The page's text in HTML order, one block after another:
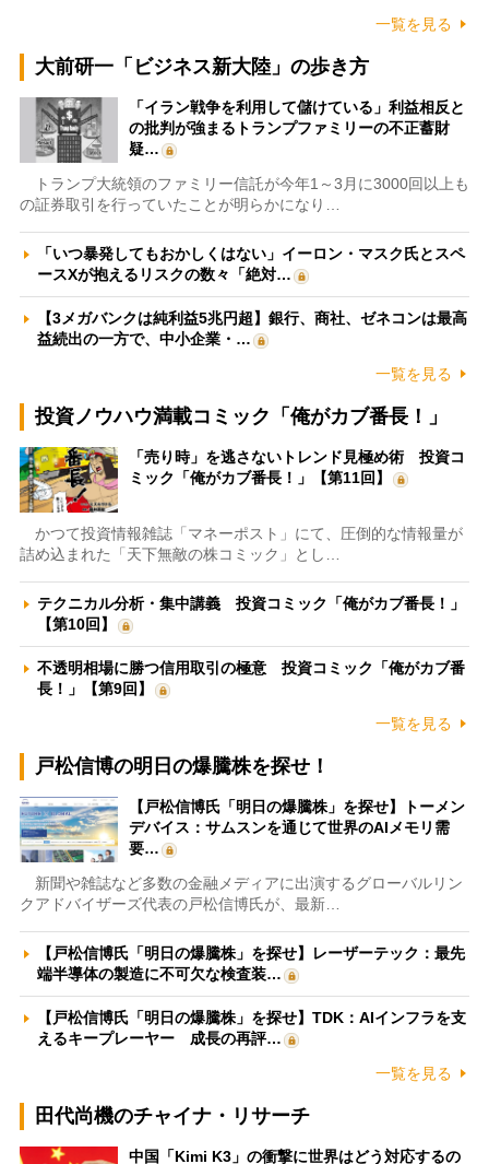
一覧を見る
大前研一「ビジネス新大陸」の歩き方
「イラン戦争を利用して儲けている」利益相反と
の批判が強まるトランプファミリーの不正蓄財
疑…
トランプ大統領のファミリー信託が今年1～3月に3000回以上も
の証券取引を行っていたことが明らかになり…
「いつ暴発してもおかしくはない」イーロン・マスク氏とスペ
ースXが抱えるリスクの数々「絶対…
【3メガバンクは純利益5兆円超】銀行、商社、ゼネコンは最高
益続出の一方で、中小企業・…
一覧を見る
投資ノウハウ満載コミック「俺がカブ番長！」
「売り時」を逃さないトレンド見極め術 投資コ
ミック「俺がカブ番長！」【第11回】
かつて投資情報雑誌「マネーポスト」にて、圧倒的な情報量が
詰め込まれた「天下無敵の株コミック」とし…
テクニカル分析・集中講義 投資コミック「俺がカブ番長！」
【第10回】
不透明相場に勝つ信用取引の極意 投資コミック「俺がカブ番
長！」【第9回】
一覧を見る
戸松信博の明日の爆騰株を探せ！
【戸松信博氏「明日の爆騰株」を探せ】トーメン
デバイス：サムスンを通じて世界のAIメモリ需
要…
新聞や雑誌など多数の金融メディアに出演するグローバルリン
クアドバイザーズ代表の戸松信博氏が、最新…
【戸松信博氏「明日の爆騰株」を探せ】レーザーテック：最先
端半導体の製造に不可欠な検査装…
【戸松信博氏「明日の爆騰株」を探せ】TDK：AIインフラを支
えるキープレーヤー 成長の再評…
一覧を見る
田代尚機のチャイナ・リサーチ
中国「Kimi K3」の衝撃に世界はどう対応するの